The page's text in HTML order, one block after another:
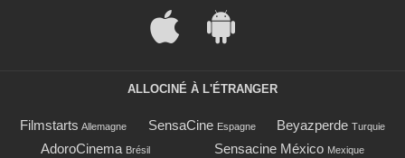
ALLOCINÉ À L'ÉTRANGER
Filmstarts Allemagne SensaCine Espagne Beyazperde Turquie
AdoroCinema Brésil Sensacine México Mexique